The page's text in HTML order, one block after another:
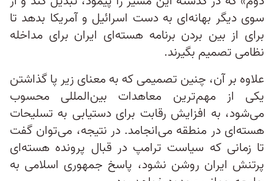
سوی دیگر بهانه‌ای به دست اسرائيل و آمریکا بدهد تا
برای از بین بردن برنامه هسته‌ای ایران برای مداخله
نظامی تصمیم بگیرند.
علاوه بر آن، چنین تصمیمی که به معنای زیر پا گذاشتن
یکی از مهم‌ترین معاهدات بین‌المللی محسوب
می‌شود، به افزایش رقابت برای دستیابی به تسلیحات
هسته‌ای در منطقه می‌انجامد. در نتیجه، می‌توان گفت
تا زمانی که سیاست ترامپ در قبال پرونده هسته‌ای
پرتنش ایران روشن نشود، پاسخ جمهوری اسلامی به